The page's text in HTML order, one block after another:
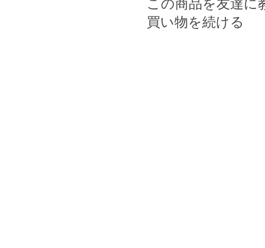
この商品を友達に
買い物を続ける